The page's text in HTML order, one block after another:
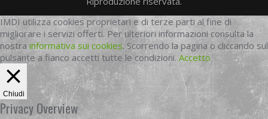
IMDI utilizza cookies proprietari e di terze parti al fine di
migliorare i servizi offerti. Per ulteriori informazioni consulta la
nostrainformativa sui cookies. Scorrendo la pagina o cliccando sul
pulsante a fianco accetti tutte le condizioni. Accetto
Chiudi
Privacy Overview